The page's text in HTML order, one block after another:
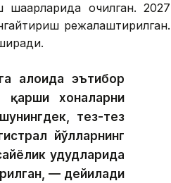
очилган. 2027
режалаштирилган.
алоҳида эътибор
қарши хоналарни
тез-тез
йўлларнинг
ҳудудларида
— дейилади